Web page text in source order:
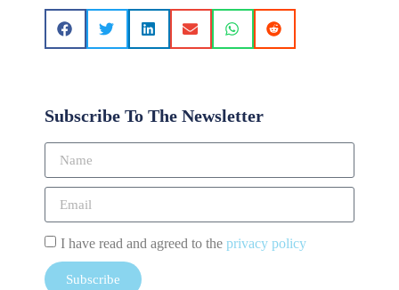
Subscribe To The Newsletter
I have read and agreed to the privacy policy
Subscribe